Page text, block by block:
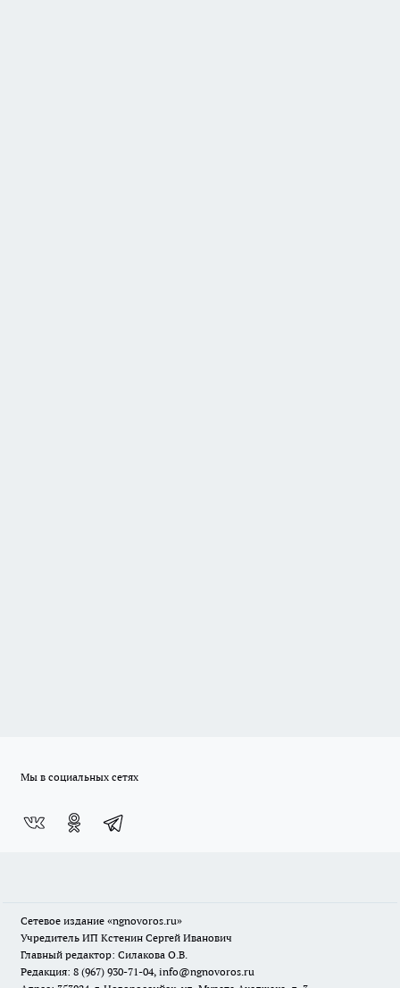
Мы в социальных сетях
Сетевое издание «ngnovoros.ru»
Учредитель ИП Кстенин Сергей Иванович
Главный редактор: Силакова О.В.
Редакция: 8 (967) 930-71-04, info@ngnovoros.ru